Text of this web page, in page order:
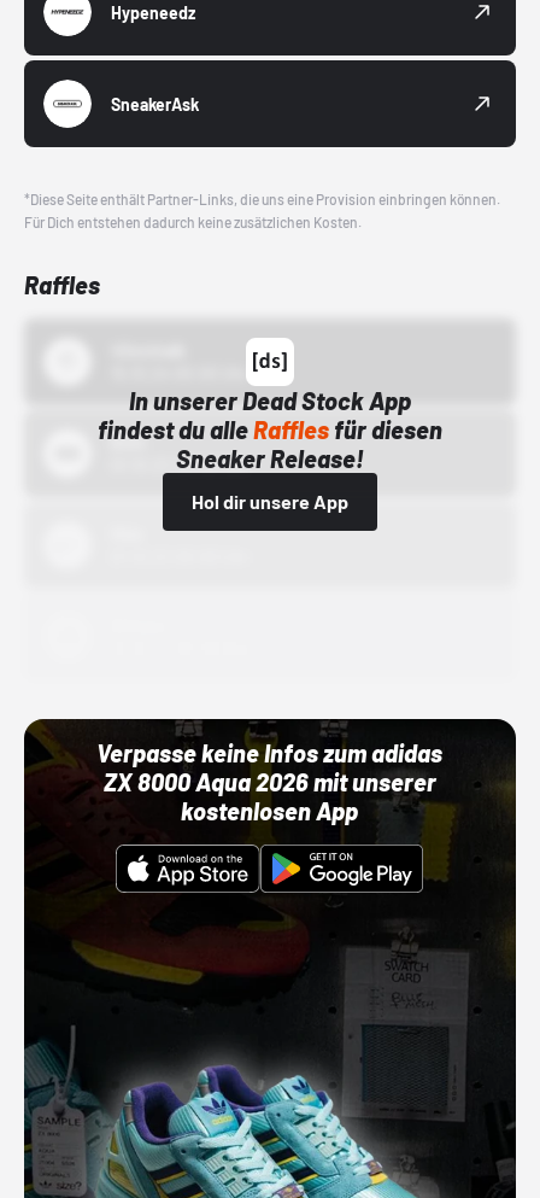
Hypeneedz
SneakerAsk
*Diese Seite enthält Partner-Links, die uns eine Provision einbringen können.
Für Dich entstehen dadurch keine zusätzlichen Kosten.
Raffles
In unserer Dead Stock App
findest du alleRafflesfür diesen
Sneaker Release!
Hol dir unsere App
Bstn
01.10.22 00:00 Uhr
Verpasse keine Infos zum adidas
ZX 8000 Aqua 2026 mit unserer
kostenlosen App